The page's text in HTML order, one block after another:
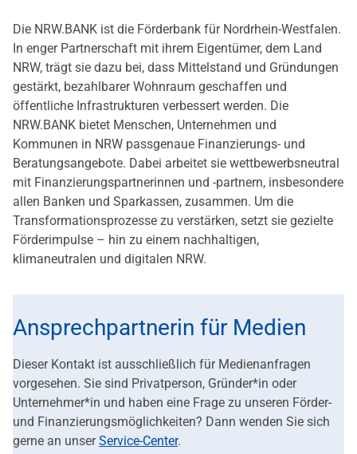
Die NRW.BANK ist die Förderbank für Nordrhein-Westfalen.
In enger Partnerschaft mit ihrem Eigentümer, dem Land
NRW, trägt sie dazu bei, dass Mittelstand und Gründungen
gestärkt, bezahlbarer Wohnraum geschaffen und
öffentliche Infrastrukturen verbessert werden. Die
NRW.BANK bietet Menschen, Unternehmen und
Kommunen in NRW passgenaue Finanzierungs- und
Beratungsangebote. Dabei arbeitet sie wettbewerbsneutral
mit Finanzierungspartnerinnen und -partnern, insbesondere
allen Banken und Sparkassen, zusammen. Um die
Transformationsprozesse zu verstärken, setzt sie gezielte
Förderimpulse – hin zu einem nachhaltigen,
klimaneutralen und digitalen NRW.
Ansprechpartnerin für Medien
Dieser Kontakt ist ausschließlich für Medienanfragen
vorgesehen. Sie sind Privatperson, Gründer*in oder
Unternehmer*in und haben eine Frage zu unseren Förder-
und Finanzierungsmöglichkeiten? Dann wenden Sie sich
gerne an unserService-Center.